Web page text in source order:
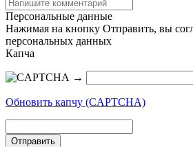
Персональные данные
Нажимая на кнопку Отправить, вы
персональных данных
Капча
→
Обновить капчу (CAPTCHA)
Отправить